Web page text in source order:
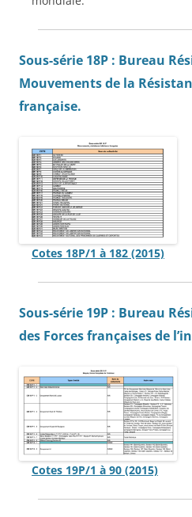
Sous-série 18P : Bureau
Mouvements de la
française.
Cotes 18P/1 à 182 (2015)
Sous-série 19P : Bureau
des Forces françaises de
Cotes 19P/1 à 90 (2015)